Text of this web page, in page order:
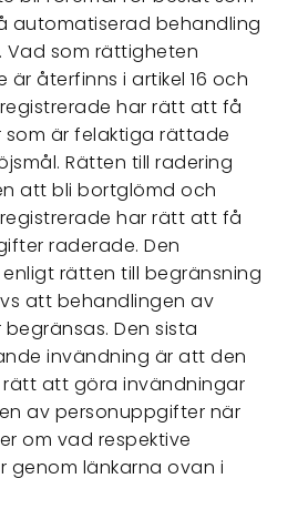
automatiserad behandling
Vad som rättigheten
återfinns i artikel 16 och
har rätt att få
är felaktiga rättade
Rätten till radering
att bli bortglömd och
har rätt att få
raderade. Den
rätten till begränsning
att behandlingen av
Den sista
invändning är att den
rätt att göra invändningar
av personuppgifter när
om vad respektive
genom länkarna ovan i